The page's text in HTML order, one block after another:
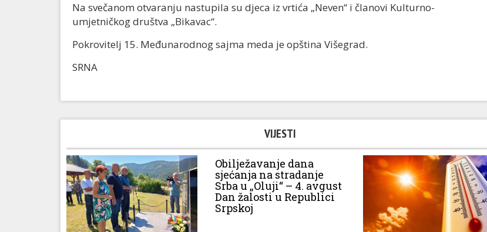
Na svečanom otvaranju nastupila su djeca iz vrtića „Neven“ i članovi Kulturno-
umjetničkog društva „Bikavac“.
Pokrovitelj 15. Međunarodnog sajma meda je opština Višegrad.
SRNA
VIJESTI
Obilježavanje dana
sjećanja na stradanje
Srba u „Oluji“ – 4. avgust
Dan žalosti u Republici
Srpskoj